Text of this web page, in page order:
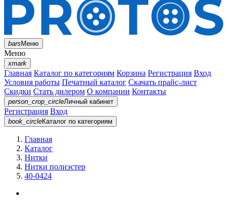
barsМеню
Меню
xmark
Главная Каталог по категориям Корзина Регистрация Вход
Условия работы Печатный каталог Скачать прайс-лист
Скидки Стать дилером О компании Контакты
person_crop_circleЛичный кабинет
Регистрация Вход
book_circleКаталог по категориям
Главная
Каталог
Нитки
Нитки полиэстер
40-0424